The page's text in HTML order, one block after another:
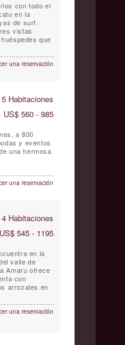
con todo el
en la
de surf.
vistas
que
una reservación
Habitaciones
US$ 560 - 985
a 800
y eventos
una hermosa
una reservación
Habitaciones
US$ 545 - 1195
en la
valle de
Amaru ofrece
con
arrozales en
una reservación